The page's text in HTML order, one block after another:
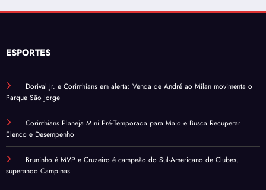
ESPORTES
Dorival Jr. e Corinthians em alerta: Venda de André ao Milan movimenta o
Parque São Jorge
Corinthians Planeja Mini Pré-Temporada para Maio e Busca Recuperar
Elenco e Desempenho
Bruninho é MVP e Cruzeiro é campeão do Sul-Americano de Clubes,
superando Campinas